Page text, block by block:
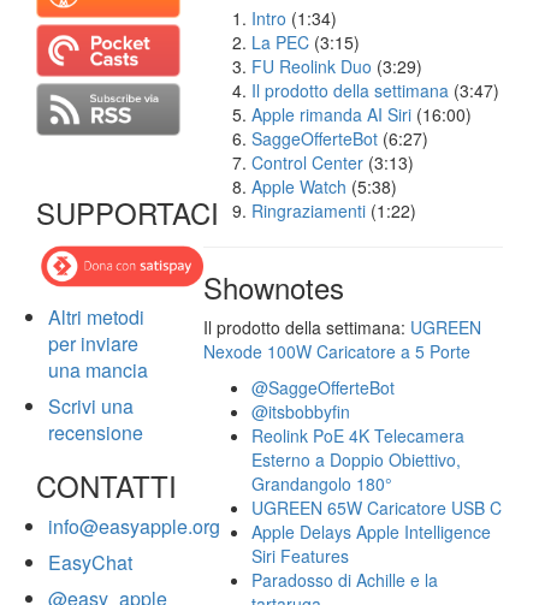
SUPPORTACI
Altri metodi
per inviare
una mancia
Scrivi una
recensione
CONTATTI
info@easyapple.org
EasyChat
@easy_apple
Intro (1:34)
La PEC (3:15)
FU Reolink Duo (3:29)
Il prodotto della settimana (3:47)
Apple rimanda AI Siri (16:00)
SaggeOfferteBot (6:27)
Control Center (3:13)
Apple Watch (5:38)
Ringraziamenti (1:22)
Shownotes
Il prodotto della settimana: UGREEN
Nexode 100W Caricatore a 5 Porte
@SaggeOfferteBot
@itsbobbyfin
Reolink PoE 4K Telecamera
Esterno a Doppio Obiettivo,
Grandangolo 180°
UGREEN 65W Caricatore USB C
Apple Delays Apple Intelligence
Siri Features
Paradosso di Achille e la